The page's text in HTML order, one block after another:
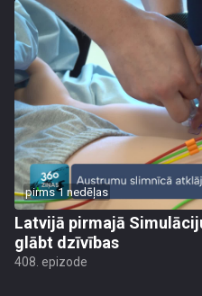
pirms 1 nedēļas
Latvijā pirmajā
glābt dzīvības
408. epizode